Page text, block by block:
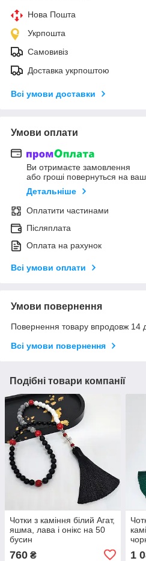
Нова Пошта
Укрпошта
Самовивіз
Доставка укрпоштою
Всі умови доставки
Умови оплати
Ви отримаєте замовлення
або гроші повернуться на
Детальніше
Оплатити частинами
Післяплата
Оплата на рахунок
Всі умови оплати
Умови повернення
Повернення товару впродовж 14
Всі умови повернення
Подібні товари компанії
Чотки з каміння білий Агат,
яшма, лава і онікс на 50
бусин
760 ₴ 1